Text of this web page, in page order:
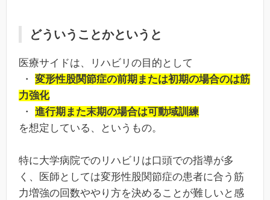
どういうことかというと
医療サイドは、リハビリの目的として
・ 変形性股関節症の前期または初期の場合のは筋
力強化
・ 進行期また末期の場合は可動域訓練
を想定している、というもの。
特に大学病院でのリハビリは口頭での指導が多
く、医師としては変形性股関節症の患者に合う筋
力増強の回数ややり方を決めることが難しいと感